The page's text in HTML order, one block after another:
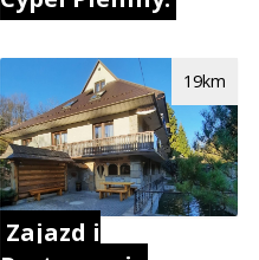
Zajazd i
19km